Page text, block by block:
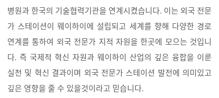
병원과 한국의 기술협력기관을 연계시켰습니다. 이는 외국 전문
가 스테이션이 웨이하이에 설립되고 세계를 향해 다양한 경로
연계를 통하여 외국 전문가 지적 자원을 한곳에 모으는 것입니
다. 즉 국제적 혁신 자원과 웨이하이 산업의 깊은 융합을 이룬
실천 및 혁신 결과이며 외국 전문가 스테이션 발전에 의미있고
깊은 영향을 줄 수 있을것이라고 믿습니다.